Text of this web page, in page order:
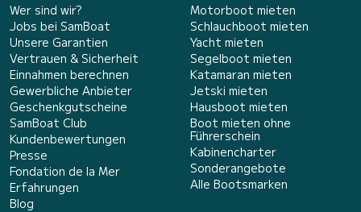
Wer sind wir?
Jobs bei SamBoat
Unsere Garantien
Vertrauen & Sicherheit
Einnahmen berechnen
Gewerbliche Anbieter
Geschenkgutscheine
SamBoat Club
Kundenbewertungen
Presse
Fondation de la Mer
Erfahrungen
Blog
Motorboot mieten
Schlauchboot mieten
Yacht mieten
Segelboot mieten
Katamaran mieten
Jetski mieten
Hausboot mieten
Boot mieten ohne
Führerschein
Kabinencharter
Sonderangebote
Alle Bootsmarken